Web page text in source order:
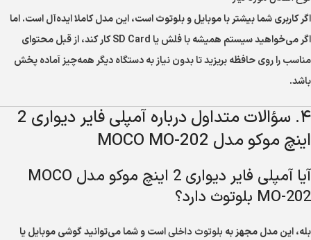
اگر کاربری شما بیشتر با موبایل و بلوتوث است، این مدل کاملا ایده‌آل است. اما
اگر می‌خواهید سیستم همیشه با فلش یا SD Card کار کند، از قبل محتوای
مناسب را روی حافظه بریزید تا بدون نیاز به دستگاه دیگر همه‌چیز آماده پخش
باشد.
۴. سؤالات متداول درباره آمپلی فایر دیواری 2
اینچ موکو مدل MOCO MO-202
آیا آمپلی فایر دیواری 2 اینچ موکو مدل MOCO
MO-202 بلوتوث دارد؟
بله، این مدل مجهز به بلوتوث داخلیاست و شما می‌توانید گوشی موبایل یا